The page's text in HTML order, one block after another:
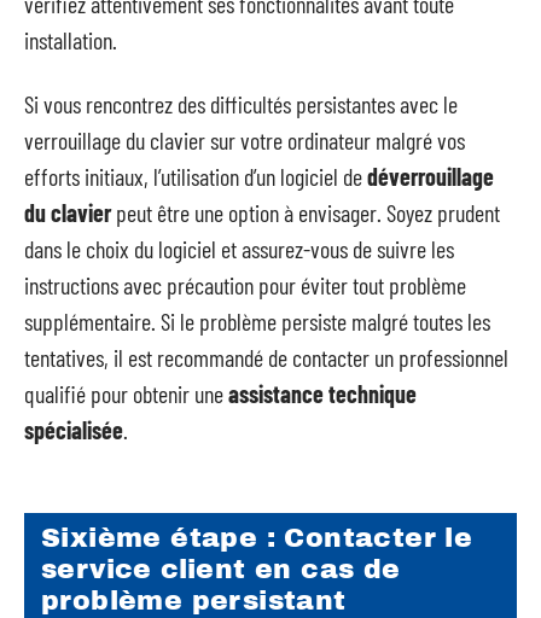
installation.
Si vous rencontrez des difficultés persistantes avec le
verrouillage du clavier sur votre ordinateur malgré vos
efforts initiaux, l’utilisation d’un logiciel dedéverrouillage
du clavierpeut être une option à envisager. Soyez prudent
dans le choix du logiciel et assurez-vous de suivre les
instructions avec précaution pour éviter tout problème
supplémentaire. Si le problème persiste malgré toutes les
tentatives, il est recommandé de contacter un professionnel
qualifié pour obtenir uneassistance technique
spécialisée.
Sixième étape : Contacter le
service client en cas de
problème persistant